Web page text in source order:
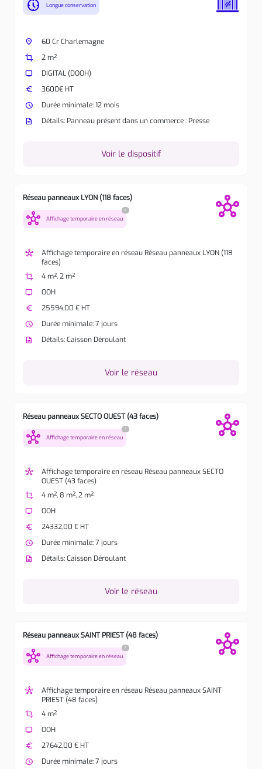
nest_clock_farsight_analog Longue conservation
place
60 Cr Charlemagne
crop
2 m²
tv
DIGITAL (DOOH)
euro
3600€ HT
watch_later
Durée minimale: 12 mois
description
Détails: Panneau présent dans un commerce : Presse
Voir le dispositif
Réseau panneaux LYON (118 faces)
hub Affichage temporaire en réseau
?
hub
Affichage temporaire en réseau Réseau panneaux LYON (118
faces)
crop
4 m², 2 m²
tv
OOH
euro
25594,00 € HT
watch_later
Durée minimale: 7 jours
description
Détails: Caisson Déroulant
Voir le réseau
Réseau panneaux SECTO OUEST (43 faces)
hub Affichage temporaire en réseau
?
hub
Affichage temporaire en réseau Réseau panneaux SECTO
OUEST (43 faces)
crop
4 m², 8 m², 2 m²
tv
OOH
euro
24332,00 € HT
watch_later
Durée minimale: 7 jours
description
Détails: Caisson Déroulant
Voir le réseau
Réseau panneaux SAINT PRIEST (48 faces)
hub Affichage temporaire en réseau
?
hub
Affichage temporaire en réseau Réseau panneaux SAINT
PRIEST (48 faces)
crop
4 m²
tv
OOH
euro
27642,00 € HT
watch_later
Durée minimale: 7 jours